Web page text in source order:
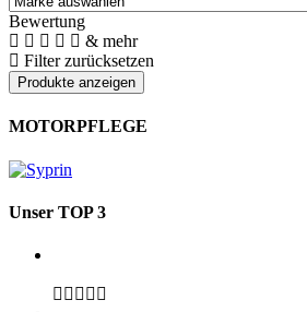
Bewertung
& mehr
Filter zurücksetzen
MOTORPFLEGE
Unser TOP 3